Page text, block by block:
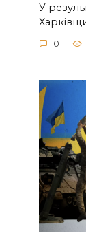
У
0